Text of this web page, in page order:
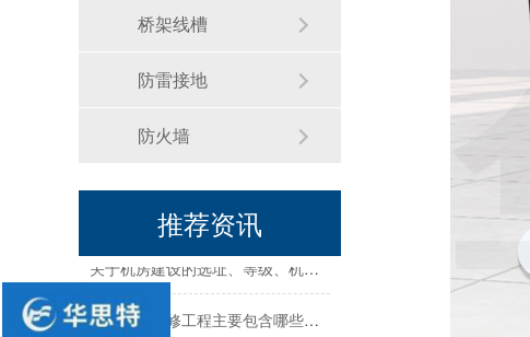
桥架线槽
防雷接地
防火墙
推荐资讯
模块化机房与传统机房的区别
机房建设装修工程主要包含哪些方面？华思特专注机房建设16年